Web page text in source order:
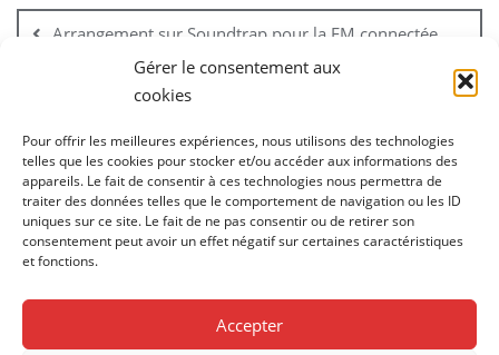
Gérer le consentement aux
cookies
Pour offrir les meilleures expériences, nous utilisons des technologies
telles que les cookies pour stocker et/ou accéder aux informations des
appareils. Le fait de consentir à ces technologies nous permettra de
traiter des données telles que le comportement de navigation ou les ID
uniques sur ce site. Le fait de ne pas consentir ou de retirer son
consentement peut avoir un effet négatif sur certaines caractéristiques
et fonctions.
Accepter
de
l’article
Arrangement sur Soundtrap pour la FM connectée
Composition des flûtistes sur Soundtrap
Applications / logiciels gratuits
Applications / logiciels payants
Blog